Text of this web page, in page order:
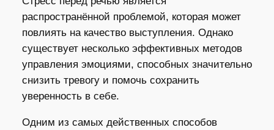
распространённой проблемой, которая может
повлиять на качество выступления. Однако
существует несколько эффективных методов
управления эмоциями, способных значительно
снизить тревогу и помочь сохранить
уверенность в себе.
Одним из самых действенных способов